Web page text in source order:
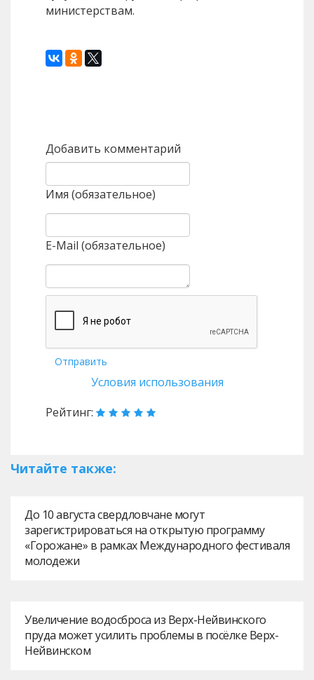
министерствам.
Добавить комментарий
Имя (обязательное)
E-Mail (обязательное)
Отправить
Условия использования
Рейтинг:
Читайте также:
До 10 августа свердловчане могут
зарегистрироваться на открытую программу
«Горожане» в рамках Международного фестиваля
молодежи
Увеличение водосброса из Верх-Нейвинского
пруда может усилить проблемы в посёлке Верх-
Нейвинском